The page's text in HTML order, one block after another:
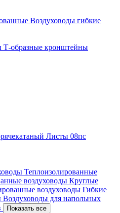
Воздуховоды гибкие
Т-образные кронштейны
Листы 08пс
Теплоизолированные
воздуховоды Круглые
воздуховоды Гибкие
Воздуховоды для напольных
Показать все